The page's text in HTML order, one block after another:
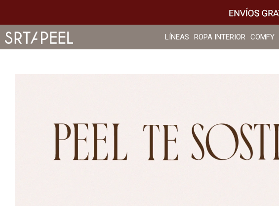
LÍNEAS ROPA INTERIOR COMFY